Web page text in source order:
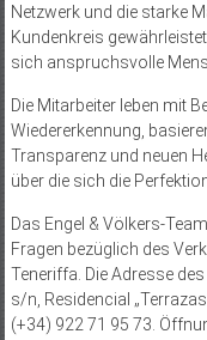
Netzwerk und die starke
Kundenkreis
sich anspruchsvolle
Die Mitarbeiter leben mit
Wiedererkennung,
Transparenz und neuen
über die sich die
Das Engel & Völkers-
Fragen bezüglich des
Teneriffa. Die Adresse
s/n, Residencial
(+34) 922 71 95 73.